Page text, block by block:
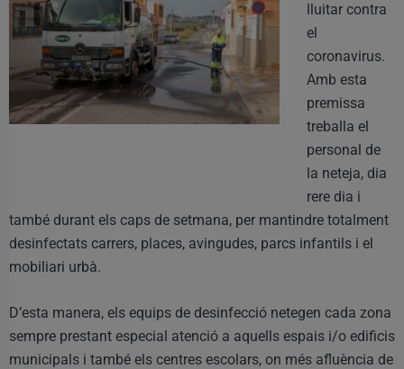
lluitar contra
el
coronavirus.
Amb esta
premissa
treballa el
personal de
la neteja, dia
rere dia i
també durant els caps de setmana, per mantindre totalment
desinfectats carrers, places, avingudes, parcs infantils i el
mobiliari urbà.
D’esta manera, els equips de desinfecció netegen cada zona
sempre prestant especial atenció a aquells espais i/o edificis
municipals i també els centres escolars, on més afluència de